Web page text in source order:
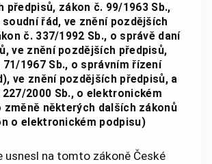
předpisů, zákon č. 99/1963 Sb.,
řád, ve znění pozdějších
č. 337/1992 Sb., o správě daní
ve znění pozdějších předpisů,
71/1967 Sb., o správním řízení
ve znění pozdějších předpisů, a
227/2000 Sb., o elektronickém
změně některých dalších zákonů
o elektronickém podpisu)
usnesl na tomto zákoně České